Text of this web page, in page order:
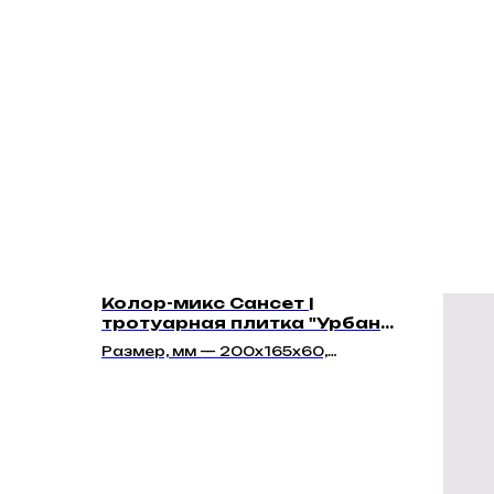
Колор-микс Сансет |
тротуарная плитка "Урбан
60мм" | Гладкая
Размер, мм — 200х165х60,